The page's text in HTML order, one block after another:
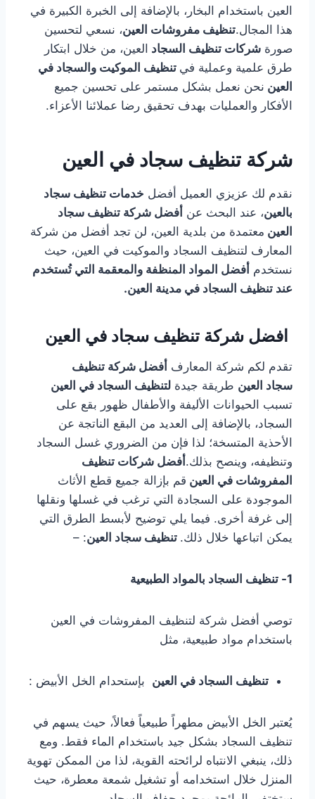
العين باستخدام البخار، بالإضافة إلى الخبرة الكبيرة في
هذا المجال.تنظيف مفروشات العين، نسعي لتحسين
صورة شركات تنظيف السجاد العين، من خلال ابتكار
طرق علمية وعملية في تنظيف الموكيت والسجاد في
العين نحن نعمل بشكل مستمر على تحسين جميع
الأفكار والعمليات بهدف تحقيق رضا عملائنا الأعزاء.
شركة تنظيف سجاد في العين
نقدم لك عزيزي العميل أفضل خدمات تنظيف سجاد
بالعين، عند البحث عن فضل شركة تنظيف سجاد
العين معتمدة من بلدية العين، لن تجد أفضل من شركة
المعارف لتنظيف السجاد والموكيت في العين، حيث
نستخدم أفضل المواد المنظفة والمعقمة التي تُستخدم
عند تنظيف السجاد في مدينة العين.
افضل شركة تنظيف سجاد في العين
تقدم لكم شركة المعارف أفضل شركة تنظيف
سجاد العين طريقة جيدة لتنظيف السجاد في العين
تسبب الحيوانات الأليفة والأطفال ظهور بقع على
السجاد، بالإضافة إلى العديد من البقع الناتجة عن
الأحذية المتسخة؛ لذا فإن من الضروري غسل السجاد
وتنظيفه، وينصح بذلك. أفضل شركات تنظيف
المفروشات في العين قم بإزالة جميع قطع الأثاث
الموجودة على السجادة التي ترغب في غسلها ونقلها
إلى غرفة أخرى. فيما يلي توضيح لأبسط الطرق التي
يمكن اتباعها خلال ذلك. تنظيف سجاد العين: –
1- تنظيف السجاد بالمواد الطبيعية
توصي أفضل شركة لتنظيف المفروشات في العين
باستخدام مواد طبيعية، مثل
تنظيف السجاد في العين بإستحدام الخل الأبيض :
يُعتبر الخل الأبيض مطهراً طبيعياً فعالاً، حيث يسهم في
تنظيف السجاد بشكل جيد باستخدام الماء فقط. ومع
ذلك، ينبغي الانتباه لرائحته القوية، لذا من الممكن تهوية
المنزل خلال استخدامه أو تشغيل شمعة معطرة، حيث